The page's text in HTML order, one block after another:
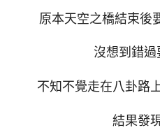
原本天空之橋結束後
沒想到錯過
不知不覺走在八卦路
結果發